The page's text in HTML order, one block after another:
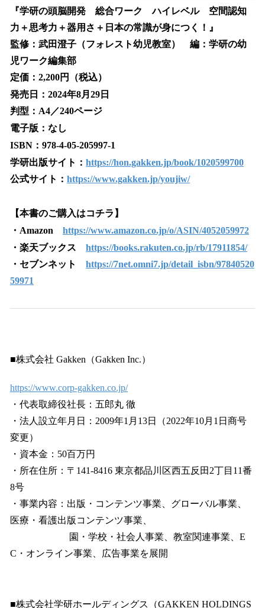
『学研の頭脳開発 総合ワーク ハイレベル 空間認知
力＋思考力＋器用さ＋日本の常識が身につく！』
監修：武田澄子（フォレスト幼児教室） 編：学研の幼
児ワーク編集部
定価：2,200円（税込）
発売日：2024年8月29日
判型：A4／240ページ
電子版：なし
ISBN：978-4-05-205997-1
学研出版サイト： https://hon.gakken.jp/book/1020599700
公式サイト： https://www.gakken.jp/youjiw/
【本書のご購入はコチラ】
・Amazon https://www.amazon.co.jp/o/ASIN/4052059972
・楽天ブックス https://books.rakuten.co.jp/rb/17911854/
・セブンネット https://7net.omni7.jp/detail_isbn/97840520
59971
■株式会社 Gakken（Gakken Inc.）
https://www.corp-gakken.co.jp/
・代表取締役社長：五郎丸 徹
・法人設立年月日：2009年1月13日（2022年10月1日商号
変更）
・資本金：50百万円
・所在住所：〒141-8416 東京都品川区西五反田2丁目11番
8号
・事業内容：出版・コンテンツ事業、グローバル事業、
医療・看護出版コンテンツ事業、
園・学校・社会人事業、教室関連事業、E
C・オンライン事業、広告事業を展開
■株式会社学研ホールディングス（GAKKEN HOLDINGS